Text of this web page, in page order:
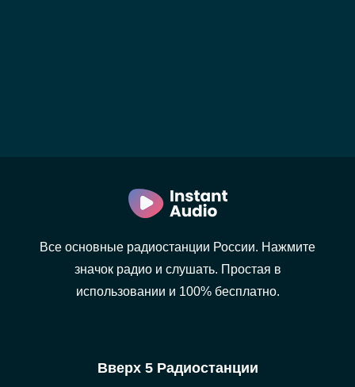
Все основные радиостанции России. Нажмите
значок радио и слушать. Простая в
использовании и 100% бесплатно.
Вверх 5 Радиостанции